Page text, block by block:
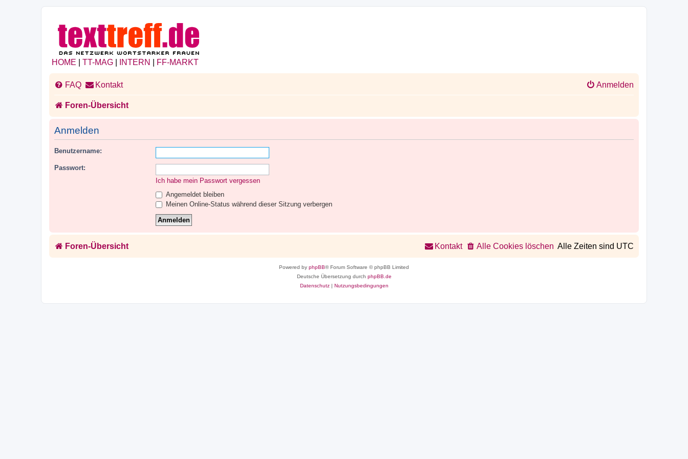
HOME TT-MAG INTERN FF-MARKT
FAQ Kontakt Anmelden
Foren-Übersicht
Anmelden
Benutzername:
Passwort:
Ich habe mein Passwort vergessen
Angemeldet bleiben
Meinen Online-Status während dieser Sitzung verbergen
Foren-Übersicht Alle Zeiten sind UTC
Alle Cookies löschen
Kontakt
Powered by phpBB® Forum Software © phpBB Limited
Deutsche Übersetzung durch phpBB.de
Datenschutz| Nutzungsbedingungen